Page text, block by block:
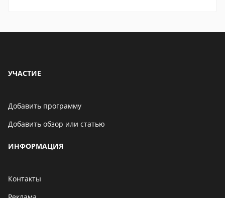
УЧАСТИЕ
Добавить программу
Добавить обзор или статью
ИНФОРМАЦИЯ
Контакты